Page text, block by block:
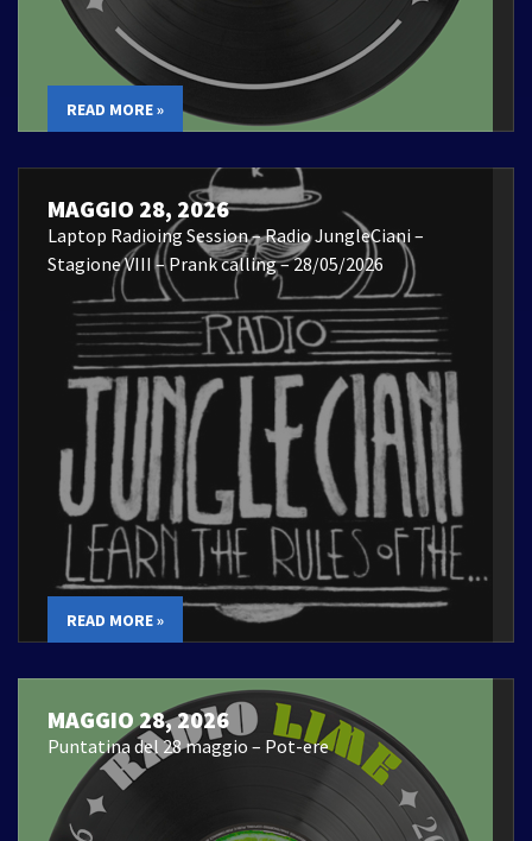
READ MORE »
MAGGIO 28, 2026
Laptop Radioing Session – Radio JungleCiani –
Stagione VIII – Prank calling – 28/05/2026
READ MORE »
MAGGIO 28, 2026
Puntatina del 28 maggio – Pot-ere